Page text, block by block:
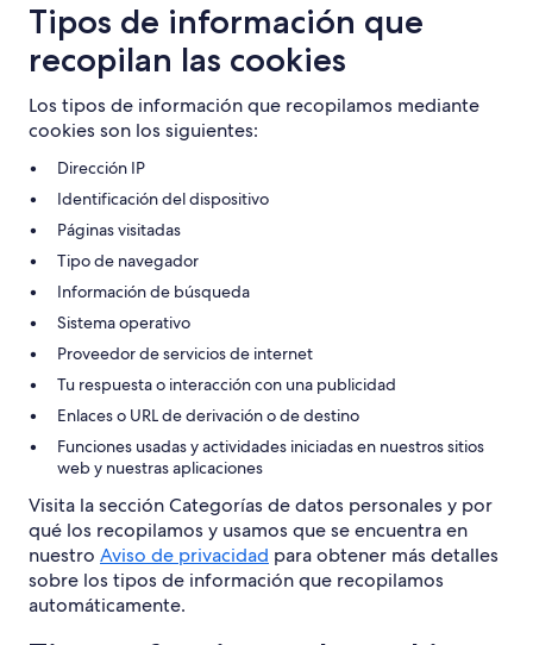
Tipos de información que
recopilan las cookies
Los tipos de información que recopilamos mediante
cookies son los siguientes:
Dirección IP
Identificación del dispositivo
Páginas visitadas
Tipo de navegador
Información de búsqueda
Sistema operativo
Proveedor de servicios de internet
Tu respuesta o interacción con una publicidad
Enlaces o URL de derivación o de destino
Funciones usadas y actividades iniciadas en nuestros sitios
web y nuestras aplicaciones
Visita la sección Categorías de datos personales y por
qué los recopilamos y usamos que se encuentra en
nuestro Aviso de privacidad para obtener más detalles
sobre los tipos de información que recopilamos
automáticamente.